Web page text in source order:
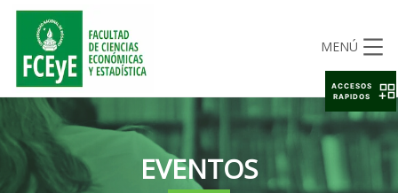
MENÚ
EVENTOS
ACCESOS
RAPIDOS